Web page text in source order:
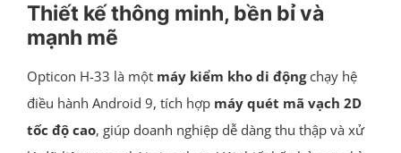
Thiết kế thông minh, bền bỉ và
mạnh mẽ
Opticon H-33 là một máy kiểm kho di độngchạy hệ
điều hành Android 9, tích hợp máy quét mã vạch 2D
tốc độ cao, giúp doanh nghiệp dễ dàng thu thập và xử